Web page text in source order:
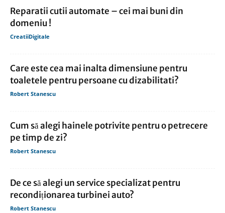
Reparatii cutii automate – cei mai buni din
domeniu !
CreatiiDigitale
Care este cea mai inalta dimensiune pentru
toaletele pentru persoane cu dizabilitati?
Robert Stanescu
Cum să alegi hainele potrivite pentru o petrecere
pe timp de zi?
Robert Stanescu
De ce să alegi un service specializat pentru
recondiționarea turbinei auto?
Robert Stanescu